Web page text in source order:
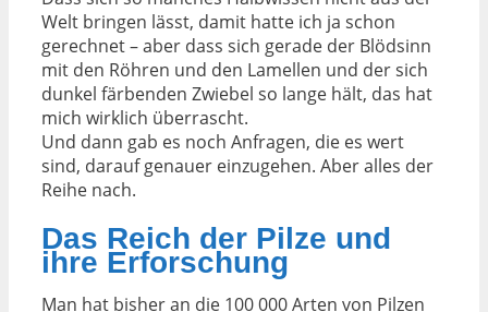
Welt bringen lässt, damit hatte ich ja schon
gerechnet – aber dass sich gerade der Blödsinn
mit den Röhren und den Lamellen und der sich
dunkel färbenden Zwiebel so lange hält, das hat
mich wirklich überrascht.
Und dann gab es noch Anfragen, die es wert
sind, darauf genauer einzugehen. Aber alles der
Reihe nach.
Das Reich der Pilze und
ihre Erforschung
Man hat bisher an die 100 000 Arten von Pilzen